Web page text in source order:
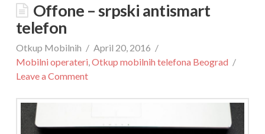
Offone – srpski antismart
telefon
Otkup Mobilnih
April 20, 2016
Mobilni operateri,Otkup mobilnih telefona Beograd
Leave a Comment